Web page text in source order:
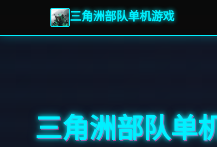
三角洲部队单机游戏
三角洲部队单